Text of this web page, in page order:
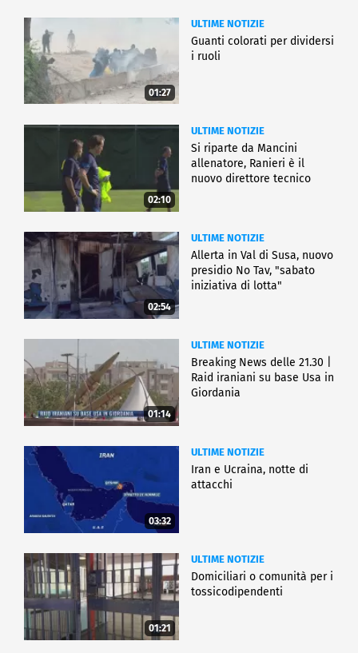
01:27
ULTIME NOTIZIE
Guanti colorati per dividersi
i ruoli
02:10
ULTIME NOTIZIE
Si riparte da Mancini
allenatore, Ranieri è il
nuovo direttore tecnico
02:54
ULTIME NOTIZIE
Allerta in Val di Susa, nuovo
presidio No Tav, "sabato
iniziativa di lotta"
01:14
ULTIME NOTIZIE
Breaking News delle 21.30 |
Raid iraniani su base Usa in
Giordania
03:32
ULTIME NOTIZIE
Iran e Ucraina, notte di
attacchi
01:21
ULTIME NOTIZIE
Domiciliari o comunità per i
tossicodipendenti